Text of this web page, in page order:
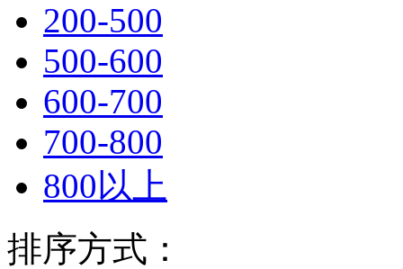
200-500
500-600
600-700
700-800
800以上
排序方式：